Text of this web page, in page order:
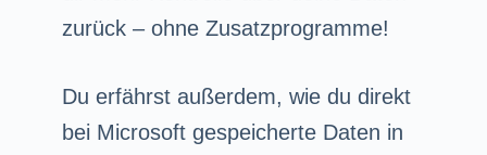
zurück – ohne Zusatzprogramme!
Du erfährst außerdem, wie du direkt
bei Microsoft gespeicherte Daten in